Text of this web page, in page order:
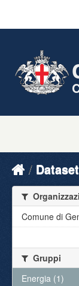
Dataset
Comune di
Gruppi
Energia (1)